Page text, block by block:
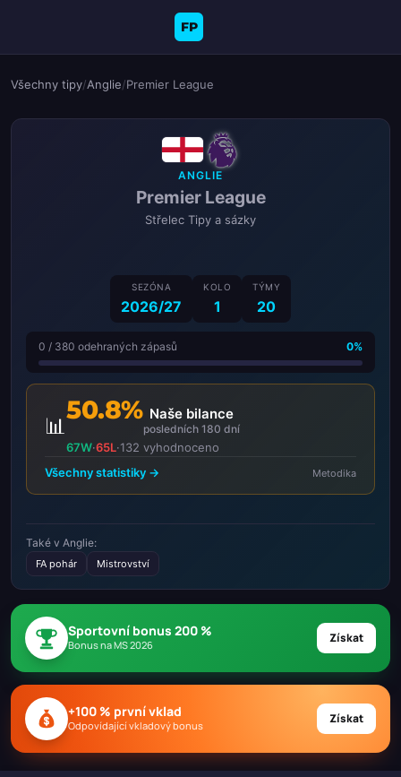
FP
Všechny tipy/Anglie/Premier League
ANGLIE
Premier League
Střelec Tipy a sázky
SEZÓNA
2026/27
KOLO
1
TÝMY
20
0 / 380 odehraných zápasů 0%
📊
50.8% Naše bilance
posledních 180 dní
67W·65L·132 vyhodnoceno
Všechny statistiky →
Metodika
Také v Anglie:
FA pohár Mistrovství
Sportovní bonus 200 %
Bonus na MS 2026 Získat
+100 % první vklad
Odpovídající vkladový bonus Získat